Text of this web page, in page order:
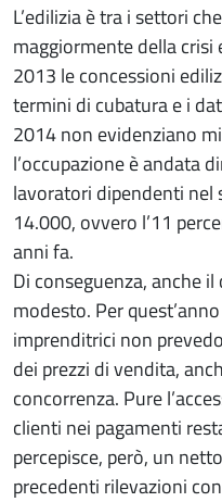
L’edilizia è tra i settori
maggiormente della crisi
2013 le concessioni
termini di cubatura e i
2014 non evidenziano
l’occupazione è andata
lavoratori dipendenti nel
14.000, ovvero l’11
anni fa.
Di conseguenza, anche
modesto. Per
imprenditrici non
dei prezzi di vendita,
concorrenza. Pure
clienti nei pagamenti
percepisce, però, un
precedenti rilevazioni